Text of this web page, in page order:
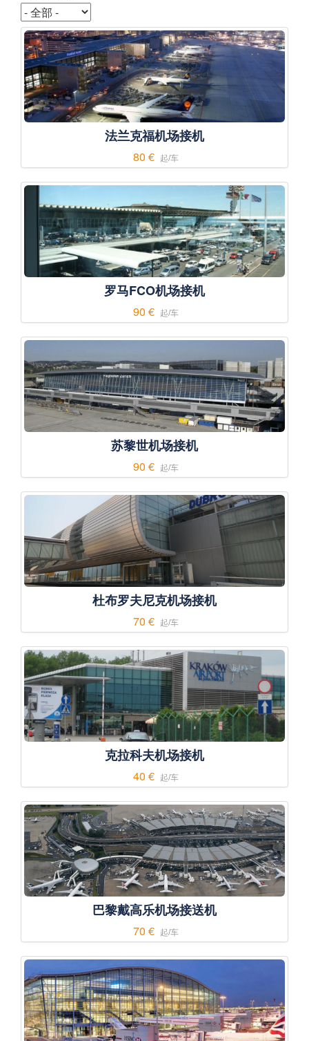
法兰克福机场接机
80 € 起/车
罗马FCO机场接机
90 € 起/车
苏黎世机场接机
90 € 起/车
杜布罗夫尼克机场接机
70 € 起/车
克拉科夫机场接机
40 € 起/车
巴黎戴高乐机场接送机
70 € 起/车